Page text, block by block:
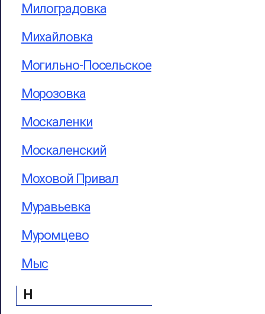
Милоградовка
Михайловка
Могильно-Посельское
Морозовка
Москаленки
Москаленский
Моховой Привал
Муравьевка
Муромцево
Мыс
Н